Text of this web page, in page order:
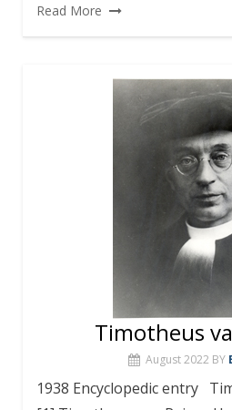
Read More
Timotheus
August 2022 BY
1938 Encyclopedic entry